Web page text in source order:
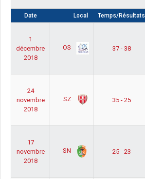
Date Local Temps/Résultats
1
décembre
2018
OS 37 - 38
24
novembre
2018
SZ 35 - 25
17
novembre
2018
SN 25 - 23